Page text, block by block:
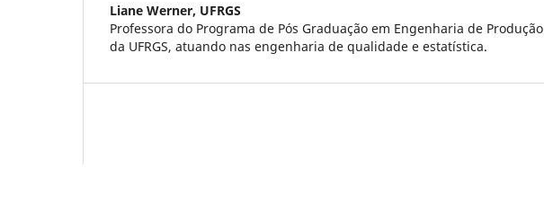
Liane Werner, UFRGS
Professora do Programa de Pós Graduação em Engenharia de Produção
da UFRGS, atuando nas engenharia de qualidade e estatística.